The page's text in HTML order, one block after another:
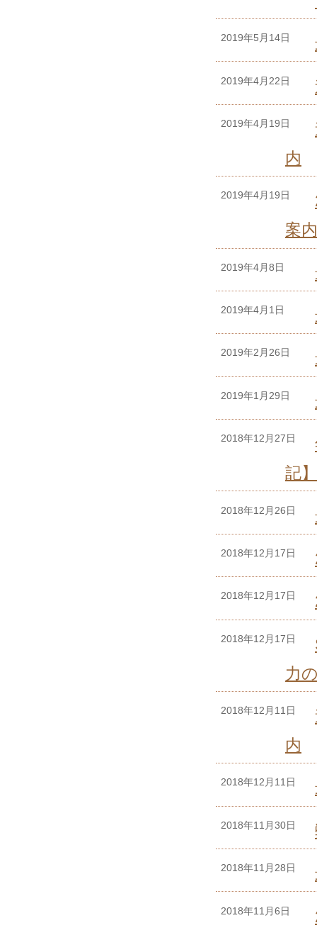
2019年5月14日
2019年4月22日
2019年4月19日
内
2019年4月19日
案内
2019年4月8日
2019年4月1日
2019年2月26日
2019年1月29日
2018年12月27日
記】
2018年12月26日
2018年12月17日
2018年12月17日
2018年12月17日
力
2018年12月11日
内
2018年12月11日
2018年11月30日
2018年11月28日
2018年11月6日